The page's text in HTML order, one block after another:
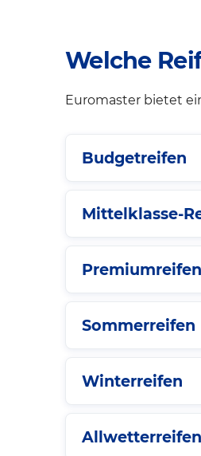
Welche
Euromaster bietet
Budgetreifen
Mittelklasse-
Premiumreifen
Sommerreifen
Winterreifen
Allwetterreifen